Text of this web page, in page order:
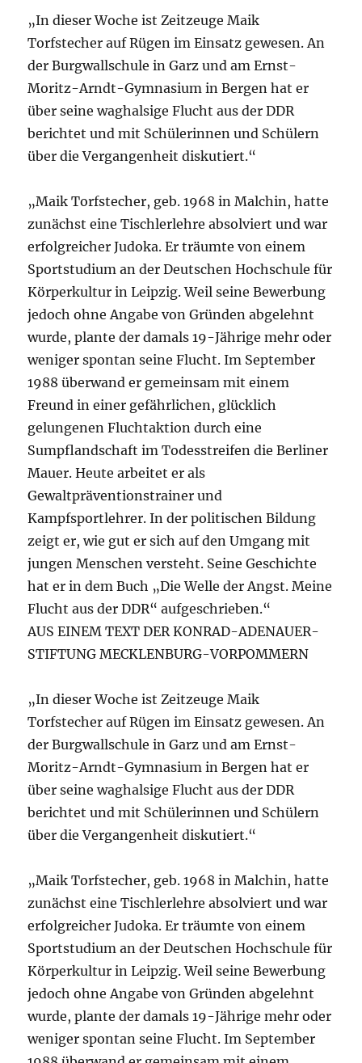
liest
im
2024
an
Schulen
Bergen,
Garz,
„In dieser Woche ist Zeitzeuge Maik
Torfstecher auf Rügen im Einsatz gewesen. An
der Burgwallschule in Garz und am Ernst-
Moritz-Arndt-Gymnasium in Bergen hat er
über seine waghalsige Flucht aus der DDR
berichtet und mit Schülerinnen und Schülern
über die Vergangenheit diskutiert.“
„Maik Torfstecher, geb. 1968 in Malchin, hatte
zunächst eine Tischlerlehre absolviert und war
erfolgreicher Judoka. Er träumte von einem
Sportstudium an der Deutschen Hochschule für
Körperkultur in Leipzig. Weil seine Bewerbung
jedoch ohne Angabe von Gründen abgelehnt
wurde, plante der damals 19-Jährige mehr oder
weniger spontan seine Flucht. Im September
1988 überwand er gemeinsam mit einem
Freund in einer gefährlichen, glücklich
gelungenen Fluchtaktion durch eine
Sumpflandschaft im Todesstreifen die Berliner
Mauer. Heute arbeitet er als
Gewaltpräventionstrainer und
Kampfsportlehrer. In der politischen Bildung
zeigt er, wie gut er sich auf den Umgang mit
jungen Menschen versteht. Seine Geschichte
hat er in dem Buch „Die Welle der Angst. Meine
Flucht aus der DDR“ aufgeschrieben.“
AUS EINEM TEXT DER KONRAD-ADENAUER-
STIFTUNG MECKLENBURG-VORPOMMERN
„In dieser Woche ist Zeitzeuge Maik
Torfstecher auf Rügen im Einsatz gewesen. An
der Burgwallschule in Garz und am Ernst-
Moritz-Arndt-Gymnasium in Bergen hat er
über seine waghalsige Flucht aus der DDR
berichtet und mit Schülerinnen und Schülern
über die Vergangenheit diskutiert.“
„Maik Torfstecher, geb. 1968 in Malchin, hatte
zunächst eine Tischlerlehre absolviert und war
erfolgreicher Judoka. Er träumte von einem
Sportstudium an der Deutschen Hochschule für
Körperkultur in Leipzig. Weil seine Bewerbung
jedoch ohne Angabe von Gründen abgelehnt
wurde, plante der damals 19-Jährige mehr oder
weniger spontan seine Flucht. Im September